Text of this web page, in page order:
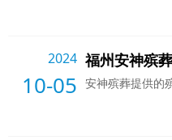
2024
10-05
福州安神殡
安神殡葬提供的